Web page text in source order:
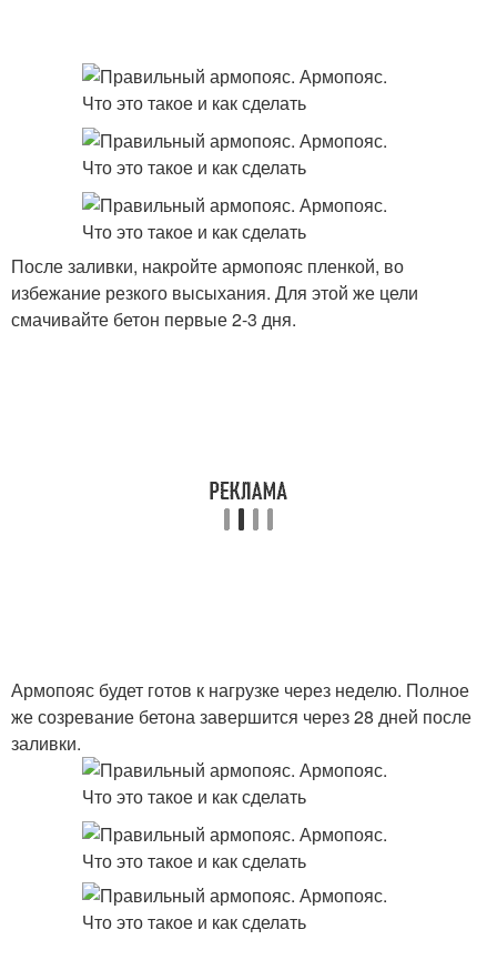
После заливки, накройте армопояс пленкой, во
избежание резкого высыхания. Для этой же цели
смачивайте бетон первые 2-3 дня.
Армопояс будет готов к нагрузке через неделю. Полное
же созревание бетона завершится через 28 дней после
заливки.